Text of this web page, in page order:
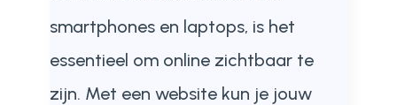
smartphones en laptops, is het
essentieel om online zichtbaar te
zijn. Met een website kun je jouw